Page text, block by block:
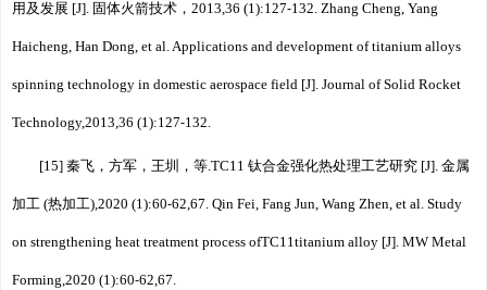
用及发展 [J]. 固体火箭技术，2013,36 (1):127⁃132. Zhang Cheng, Yang
Haicheng, Han Dong, et al. Applications and development of titanium alloys
spinning technology in domestic aerospace field [J]. Journal of Solid Rocket
Technology,2013,36 (1):127⁃132.
[15] 秦飞，方军，王圳，等.TC11 钛合金强化热处理工艺研究 [J]. 金属
加工 (热加工),2020 (1):60⁃62,67. Qin Fei, Fang Jun, Wang Zhen, et al. Study
on strengthening heat treatment process ofTC11titanium alloy [J]. MW Metal
Forming,2020 (1):60⁃62,67.